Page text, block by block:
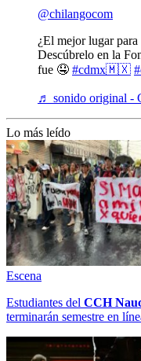
@chilangocom
¿El mejor lugar para
Descúbrelo en la
fue 🤤 #cdmx🇲🇽
♬ sonido original -
Lo más leído
Escena
Estudiantes del CCH
terminarán semestre en